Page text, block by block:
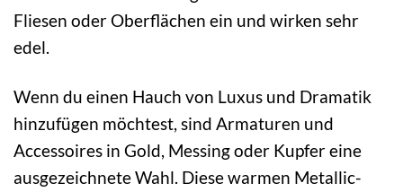
Fliesen oder Oberflächen ein und wirken sehr
edel.
Wenn du einen Hauch von Luxus und Dramatik
hinzufügen möchtest, sind Armaturen und
Accessoires in Gold, Messing oder Kupfer eine
ausgezeichnete Wahl. Diese warmen Metallic-